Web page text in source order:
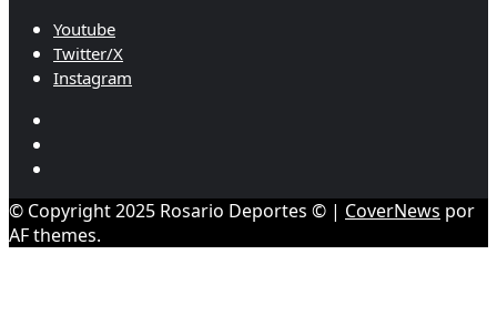
Youtube
Twitter/X
Instagram
© Copyright 2025 Rosario Deportes © | CoverNews por
AF themes.